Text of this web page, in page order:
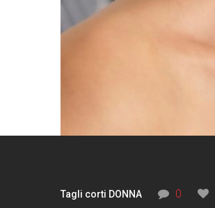
Tagli corti DONNA 0